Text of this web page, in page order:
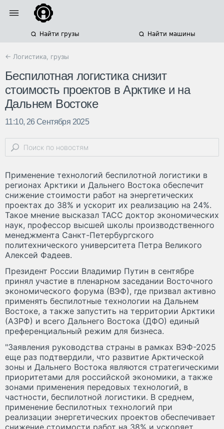
Найти грузы Найти машины
← Логистика, грузы
Беспилотная логистика снизит
стоимость проектов в Арктике и на
Дальнем Востоке
11:10, 26 Сентября 2025
Применение технологий беспилотной логистики в
регионах Арктики и Дальнего Востока обеспечит
снижение стоимости работ на энергетических
проектах до 38% и ускорит их реализацию на 24%.
Такое мнение высказал ТАСС доктор экономических
наук, профессор высшей школы производственного
менеджмента Санкт-Петербургского
политехнического университета Петра Великого
Алексей Фадеев.
Президент России Владимир Путин в сентябре
принял участие в пленарном заседании Восточного
экономического форума (ВЭФ), где призвал активно
применять беспилотные технологии на Дальнем
Востоке, а также запустить на территории Арктики
(АЗРФ) и всего Дальнего Востока (ДФО) единый
преференциальный режим для бизнеса.
"Заявления руководства страны в рамках ВЭФ-2025
еще раз подтвердили, что развитие Арктической
зоны и Дальнего Востока являются стратегическими
приоритетами для российской экономики, а также
зонами применения передовых технологий, в
частности, беспилотной логистики. В среднем,
применение беспилотных технологий при
реализации энергетических проектов обеспечивает